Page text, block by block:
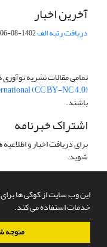
این وب سایت از کوکی ها برای
خدمات استفاده می کند.
متوجه
آخرین اخبار
دریافت رتبه الف1402-08-06
تمامی مقالات نشریه
(CC BY-NC 4.0)
باشند.
اشتراک خبرنامه
برای دریافت اخبار و
شوید.
سامانه مدیریت نشریات